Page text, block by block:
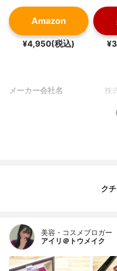
Amazon
¥4,950(税込)
メーカー会社名 株
ク
美容・コスメブロガー
アイリ＠トウメイク